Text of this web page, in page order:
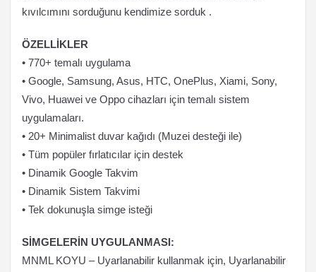
kıvılcımını sorduğunu kendimize sorduk .
ÖZELLİKLER
• 770+ temalı uygulama
• Google, Samsung, Asus, HTC, OnePlus, Xiami, Sony,
Vivo, Huawei ve Oppo cihazları için temalı sistem
uygulamaları.
• 20+ Minimalist duvar kağıdı (Muzei desteği ile)
• Tüm popüler fırlatıcılar için destek
• Dinamik Google Takvim
• Dinamik Sistem Takvimi
• Tek dokunuşla simge isteği
SİMGELERİN UYGULANMASI:
MNML KOYU – Uyarlanabilir kullanmak için, Uyarlanabilir